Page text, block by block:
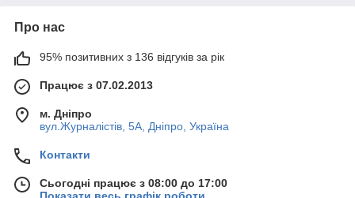
Про нас
95% позитивних з 136 відгуків за рік
Працює з 07.02.2013
м. Дніпро
вул.Журналістів, 5А, Дніпро, Україна
Контакти
Сьогодні працює з 08:00 до 17:00